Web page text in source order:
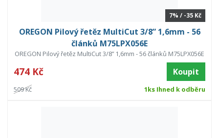
7% / -35 Kč
OREGON Pilový řetěz MultiCut 3/8” 1,6mm - 56
článků M75LPX056E
OREGON Pilový řetěz MultiCut 3/8” 1,6mm - 56 článků M75LPX056E
474 Kč Koupit
509 Kč 1ks Ihned k odběru